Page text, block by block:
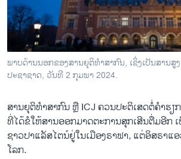
ພາສາອັງກິດ
ວີດີໂອ
ສຽງ
ລາຍການກະຈາຍສຽງ
ພາສາຕ່າງໆ
ພາບດ້ານນອກຂອງສານຍຸຕິທໍາສາກົນ, ເຊິ່ງເປັນສານສູ
ປະຊາຊາດ, ວັນທີ 2 ກຸມພາ 2024.
ສານ​ຍຸຕິ​ທຳ​ສາກົນ ຫຼື ICJ ​ຄວນ​ປະຕິ​ເສດ​ຕໍ່ຄຳ​ຮຽ
ທີ່​ໄດ້​ຂໍ​ໃຫ້​ສານອອກ​ມາດ​ຕະການ​ສຸກ​ເສີນ​ຕື່ມ​ອີກ
ຊາວ​ປາ​ແລັ​ສ​ໄຕນ໌​ຢູ່ໃນ​ເມືອງຣາຟາ, ແຕ່ອິສຣາ​ແ
ໂລກ.